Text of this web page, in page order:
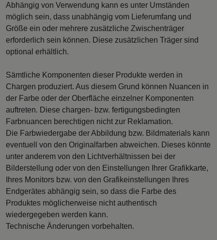
Abhängig von Verwendung kann es unter Umständen
möglich sein, dass unabhängig vom Lieferumfang und
Größe ein oder mehrere zusätzliche Zwischenträger
erforderlich sein können. Diese zusätzlichen Träger sind
optional erhältlich.
Sämtliche Komponenten dieser Produkte werden in
Chargen produziert. Aus diesem Grund können Nuancen in
der Farbe oder der Oberfläche einzelner Komponenten
auftreten. Diese chargen- bzw. fertigungsbedingten
Farbnuancen berechtigen nicht zur Reklamation.
Die Farbwiedergabe der Abbildung bzw. Bildmaterials kann
eventuell von den Originalfarben abweichen. Dieses könnte
unter anderem von den Lichtverhältnissen bei der
Bilderstellung oder von den Einstellungen Ihrer Grafikkarte,
Ihres Monitors bzw. von den Grafikeinstellungen Ihres
Endgerätes abhängig sein, so dass die Farbe des
Produktes möglicherweise nicht authentisch
wiedergegeben werden kann.
Technische Änderungen vorbehalten.